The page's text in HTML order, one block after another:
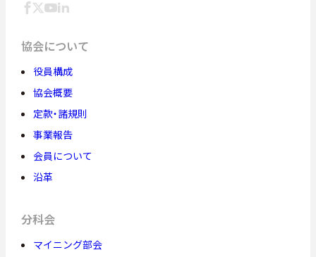
協会について
役員構成
協会概要
定款・諸規則
事業報告
会員について
沿革
分科会
マイニング部会